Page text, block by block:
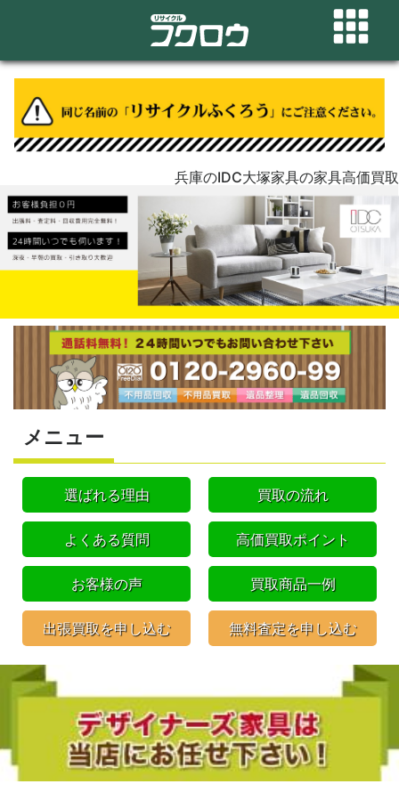
兵庫のIDC大塚家具の家具高価買取
メニュー
選ばれる理由 買取の流れ
よくある質問 高価買取ポイント
お客様の声 買取商品一例
出張買取を申し込む 無料査定を申し込む